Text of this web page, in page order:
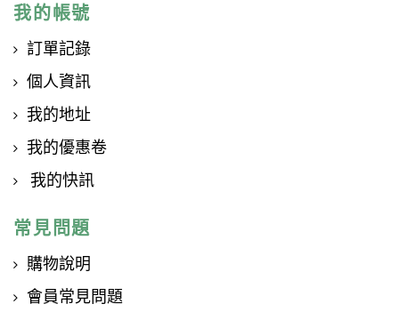
我的帳號
訂單記錄
個人資訊
我的地址
我的優惠卷
我的快訊
常見問題
購物說明
會員常見問題